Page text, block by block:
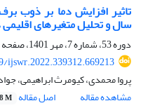
تاثیر افزایش دما بر ذوب
سال و تحلیل متغیرهای
دوره 53، شماره 7، مهر 1401، صفحه
ijswr.2022.339312.669213
پروا محمدی، کیومرث ابراهیمی،
مشاهده مقاله
اصل مقاله M